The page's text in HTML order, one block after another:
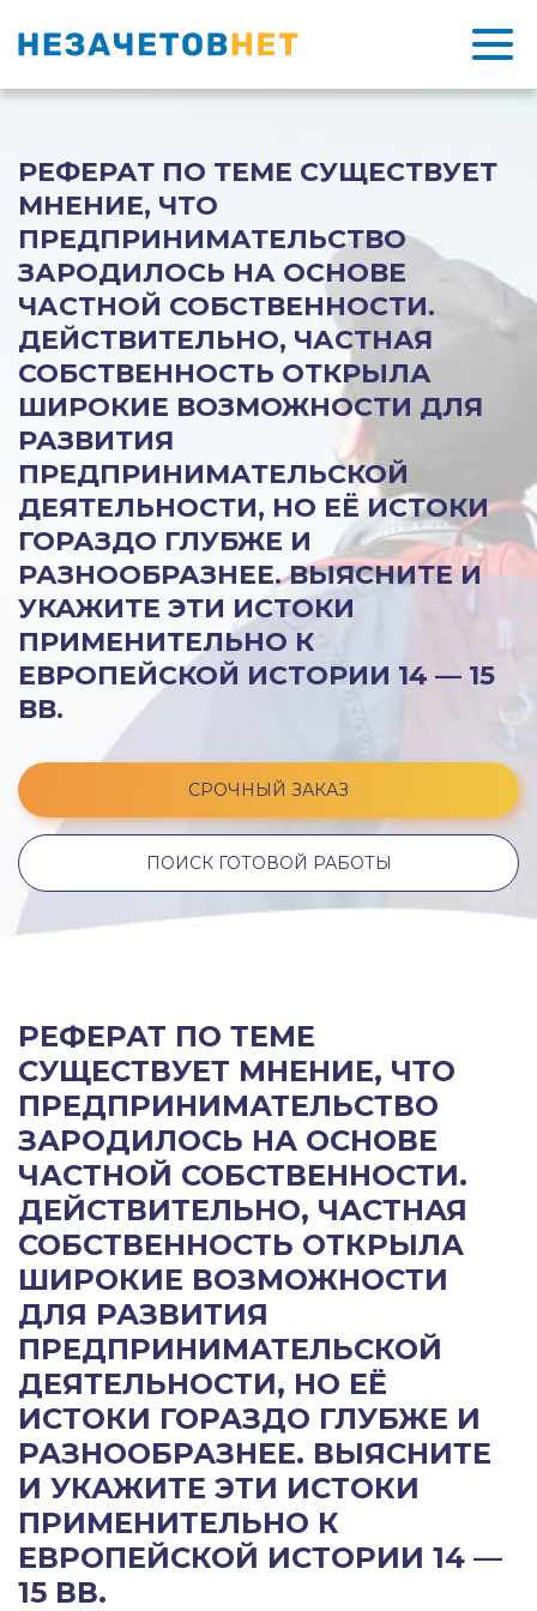
РЕФЕРАТ ПО ТЕМЕ СУЩЕСТВУЕТ
МНЕНИЕ, ЧТО
ПРЕДПРИНИМАТЕЛЬСТВО
ЗАРОДИЛОСЬ НА ОСНОВЕ
ЧАСТНОЙ СОБСТВЕННОСТИ.
ДЕЙСТВИТЕЛЬНО, ЧАСТНАЯ
СОБСТВЕННОСТЬ ОТКРЫЛА
ШИРОКИЕ ВОЗМОЖНОСТИ ДЛЯ
РАЗВИТИЯ
ПРЕДПРИНИМАТЕЛЬСКОЙ
ДЕЯТЕЛЬНОСТИ, НО ЕЁ ИСТОКИ
ГОРАЗДО ГЛУБЖЕ И
РАЗНООБРАЗНЕЕ. ВЫЯСНИТЕ И
УКАЖИТЕ ЭТИ ИСТОКИ
ПРИМЕНИТЕЛЬНО К
ЕВРОПЕЙСКОЙ ИСТОРИИ 14 — 15
ВВ.
СРОЧНЫЙ ЗАКАЗ
ПОИСК ГОТОВОЙ РАБОТЫ
РЕФЕРАТ ПО ТЕМЕ
СУЩЕСТВУЕТ МНЕНИЕ, ЧТО
ПРЕДПРИНИМАТЕЛЬСТВО
ЗАРОДИЛОСЬ НА ОСНОВЕ
ЧАСТНОЙ СОБСТВЕННОСТИ.
ДЕЙСТВИТЕЛЬНО, ЧАСТНАЯ
СОБСТВЕННОСТЬ ОТКРЫЛА
ШИРОКИЕ ВОЗМОЖНОСТИ
ДЛЯ РАЗВИТИЯ
ПРЕДПРИНИМАТЕЛЬСКОЙ
ДЕЯТЕЛЬНОСТИ, НО ЕЁ
ИСТОКИ ГОРАЗДО ГЛУБЖЕ И
РАЗНООБРАЗНЕЕ. ВЫЯСНИТЕ
И УКАЖИТЕ ЭТИ ИСТОКИ
ПРИМЕНИТЕЛЬНО К
ЕВРОПЕЙСКОЙ ИСТОРИИ 14 —
15 ВВ.